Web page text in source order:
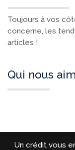
Toujours à vos
concerne, les
articles !
Qui nous
Un crédit vous